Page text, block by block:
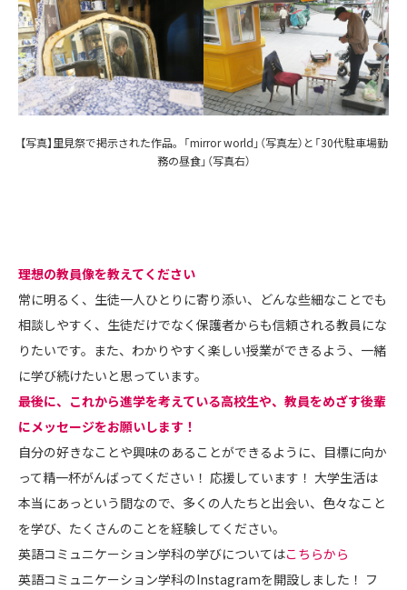
【写真】里見祭で掲示された作品。「mirror world」（写真左）と「30代駐車場勤
務の昼食」（写真右）
――理想の教員像を教えてください
常に明るく、生徒一人ひとりに寄り添い、どんな些細なことでも
相談しやすく、生徒だけでなく保護者からも信頼される教員にな
りたいです。また、わかりやすく楽しい授業ができるよう、一緒
に学び続けたいと思っています。
――最後に、これから進学を考えている高校生や、教員をめざす後輩
にメッセージをお願いします！
自分の好きなことや興味のあることができるように、目標に向か
って精一杯がんばってください！ 応援しています！ 大学生活は
本当にあっという間なので、多くの人たちと出会い、色々なこと
を学び、たくさんのことを経験してください。
英語コミュニケーション学科の学びについてはこちらから
英語コミュニケーション学科のInstagramを開設しました！ フ